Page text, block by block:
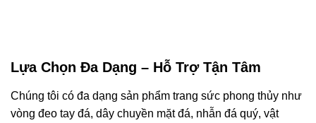
Lựa Chọn Đa Dạng – Hỗ Trợ Tận Tâm
Chúng tôi có đa dạng sản phẩm trang sức phong thủy như
vòng đeo tay đá, dây chuyền mặt đá, nhẫn đá quý, vật